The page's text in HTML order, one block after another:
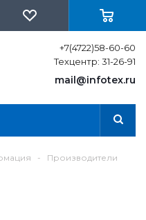
+7(4722)58-60-60
Техцентр: 31-26-91
mail@infotex.ru
- Производители